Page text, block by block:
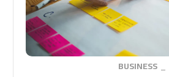
BUSINESS